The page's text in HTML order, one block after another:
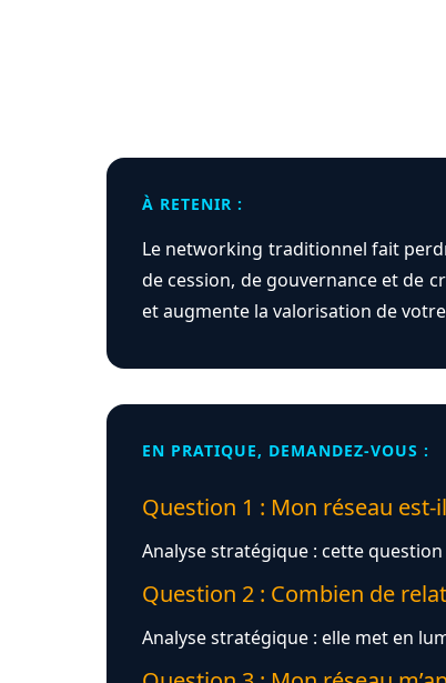
À RETENIR :
Le networking traditionnel fait
de cession, de gouvernance et de
et augmente la valorisation de
EN PRATIQUE, DEMANDEZ-VOUS :
Question 1 : Mon réseau
Analyse stratégique : cette
Question 2 : Combien de
Analyse stratégique : elle met en